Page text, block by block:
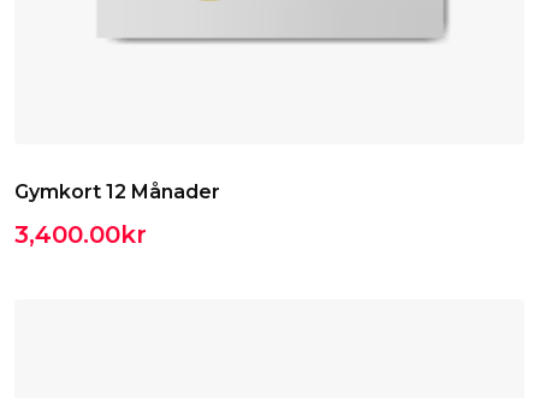
Gymkort 12 Månader
3,400.00kr